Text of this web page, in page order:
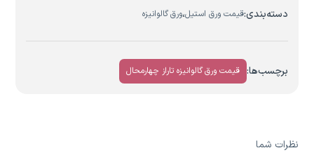
دسته‌بندی:قیمت ورق استیل،ورق گالوانیزه
برچسب‌ها: قیمت ورق گالوانیزه تاراز چهارمحال
نظرات شما